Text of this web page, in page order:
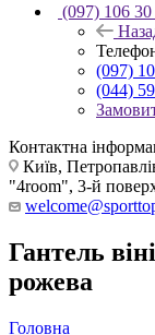
(097) 106 30
(097)
(044)
Контактна
Київ,
"4room", 3-й
Гантель
рожева
Головна